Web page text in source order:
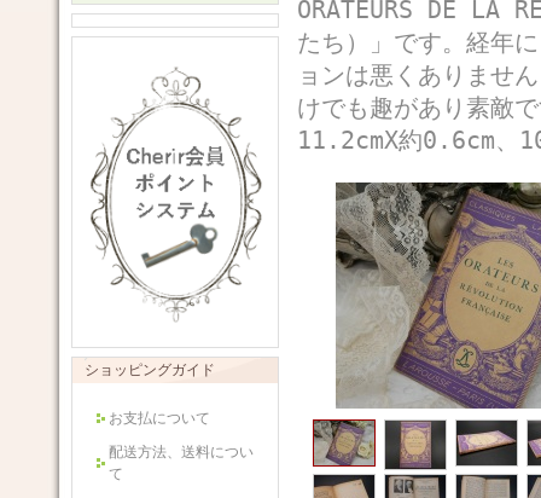
ショッピングガイド
お支払について
配送方法、送料につい
て
ORATEURS DE LA
たち）」です。経年
ョンは悪くありませ
けでも趣があり素
11.2cmX約0.6cm、